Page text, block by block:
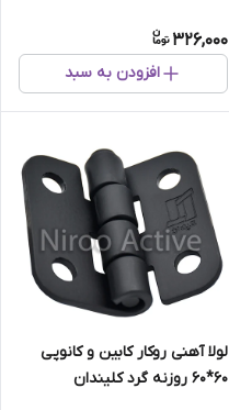
326,000
افزودن به سبد
لولا آهنی روکار کابین و کانوپی
۶۰*۶۰ روزنه گرد کلیندان